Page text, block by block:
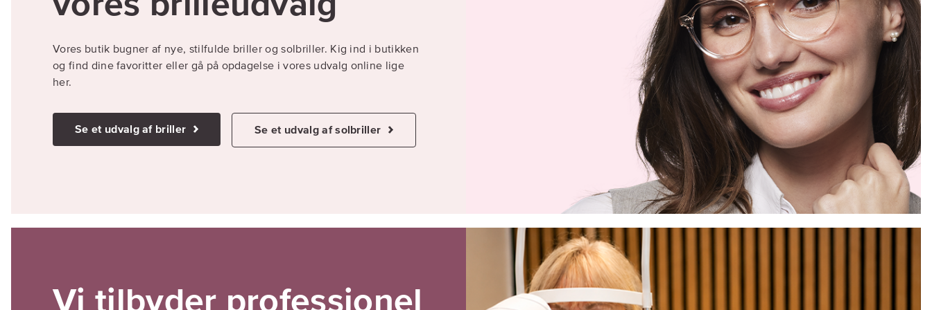
Vores butik bugner af nye, stilfulde briller og solbriller. Kig ind i butikken
og find dine favoritter eller gå på opdagelse i vores udvalg online lige
her.
Se et udvalg af briller Se et udvalg af solbriller
Vi tilbyder professionel